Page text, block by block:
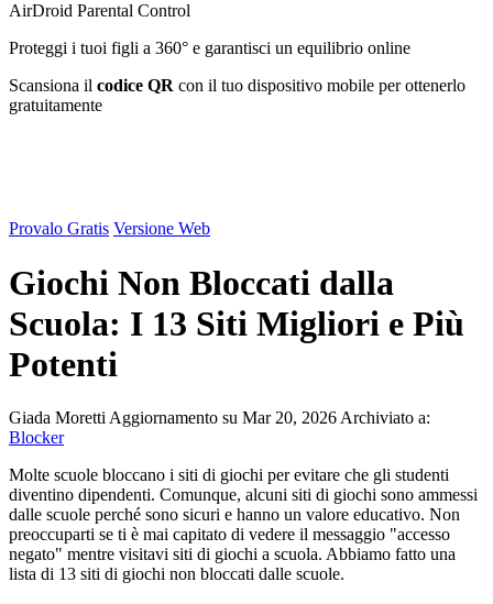
AirDroid Parental Control
Proteggi i tuoi figli a 360° e garantisci un equilibrio online
Scansiona il codice QR con il tuo dispositivo mobile per ottenerlo
gratuitamente
Provalo Gratis Versione Web
Giochi Non Bloccati dalla
Scuola: I 13 Siti Migliori e Più
Potenti
Giada Moretti Aggiornamento su Mar 20, 2026 Archiviato a:
Blocker
Molte scuole bloccano i siti di giochi per evitare che gli studenti
diventino dipendenti. Comunque, alcuni siti di giochi sono ammessi
dalle scuole perché sono sicuri e hanno un valore educativo. Non
preoccuparti se ti è mai capitato di vedere il messaggio "accesso
negato" mentre visitavi siti di giochi a scuola. Abbiamo fatto una
lista di 13 siti di giochi non bloccati dalle scuole.